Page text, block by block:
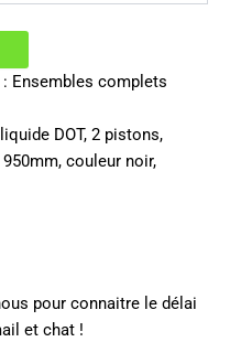
Ensembles complets
DOT, 2 pistons,
couleur noir,
pour connaitre le délai
et chat !